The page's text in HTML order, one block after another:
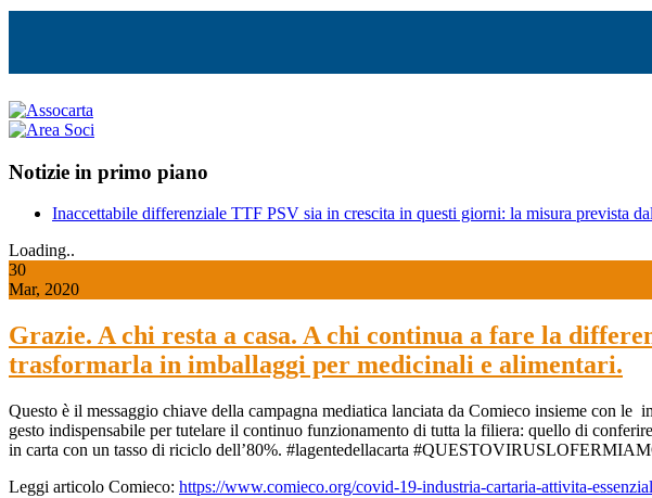
Notizie in primo piano
Inaccettabile differenziale TTF PSV sia in crescita in questi giorni: la misura prevista
Loading..
30
Mar, 2020
Grazie. A chi resta a casa. A chi continua a fare la
trasformarla in imballaggi per medicinali e alimentari.
Questo è il messaggio chiave della campagna mediatica lanciata da Comieco insieme con le
gesto indispensabile per tutelare il continuo funzionamento di tutta la filiera: quello di
in carta con un tasso di riciclo dell’80%. #lagentedellacarta
Leggi articolo Comieco: https://www.comieco.org/covid-19-industria-cartaria-attivita-